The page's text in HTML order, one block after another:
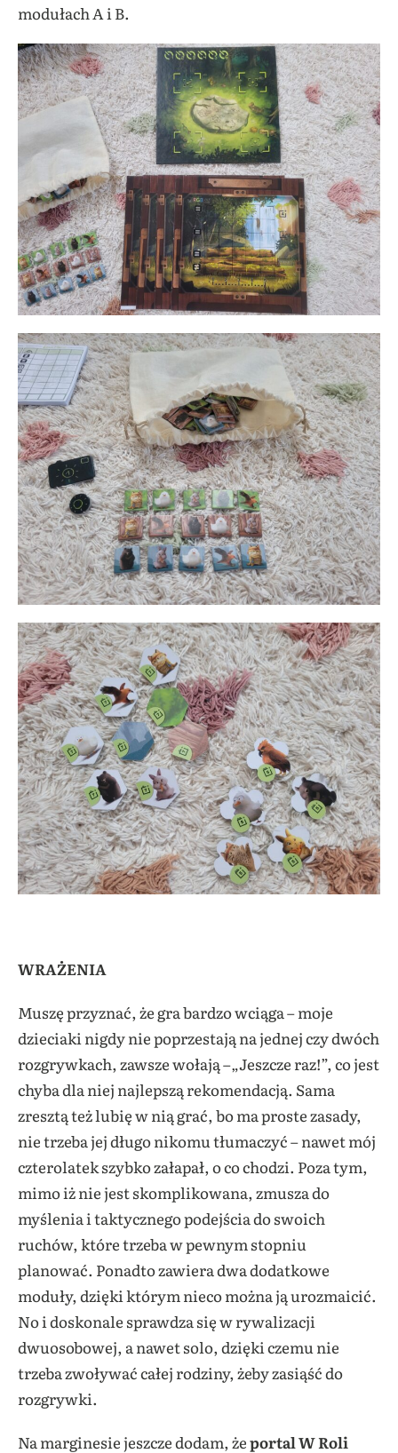
modułach A i B.
WRAŻENIA
Muszę przyznać, że gra bardzo wciąga – moje
dzieciaki nigdy nie poprzestają na jednej czy dwóch
rozgrywkach, zawsze wołają –„Jeszcze raz!”, co jest
chyba dla niej najlepszą rekomendacją. Sama
zresztą też lubię w nią grać, bo ma proste zasady,
nie trzeba jej długo nikomu tłumaczyć – nawet mój
czterolatek szybko załapał, o co chodzi. Poza tym,
mimo iż nie jest skomplikowana, zmusza do
myślenia i taktycznego podejścia do swoich
ruchów, które trzeba w pewnym stopniu
planować. Ponadto zawiera dwa dodatkowe
moduły, dzięki którym nieco można ją urozmaicić.
No i doskonale sprawdza się w rywalizacji
dwuosobowej, a nawet solo, dzięki czemu nie
trzeba zwoływać całej rodziny, żeby zasiąść do
rozgrywki.
Na marginesie jeszcze dodam, żeportal W Roli